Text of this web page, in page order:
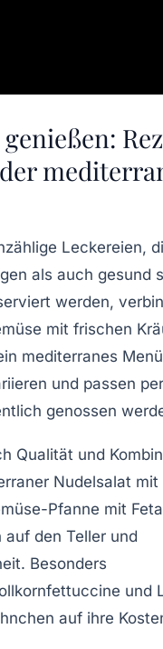
Leckereien,
als auch gesund
werden,
mit frischen
mediterranes
und passen
genossen
Qualität und
Nudelsalat mit
Pfanne mit Feta
den Teller und
Besonders
und
auf ihre